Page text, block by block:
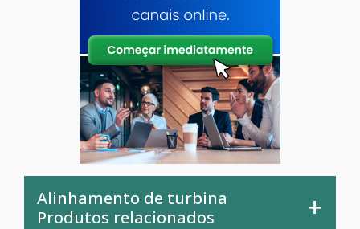
Alinhamento de turbina
Produtos relacionados